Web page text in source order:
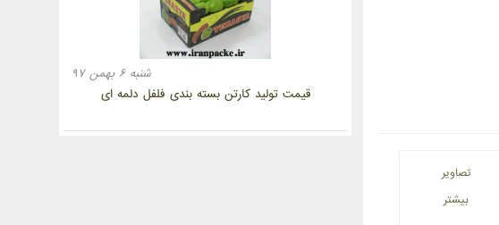
تصاویر
بیشتر
قیمت تولید کارتن بسته بندی فلفل دلمه ای
شنبه ۶ بهمن ۹۷